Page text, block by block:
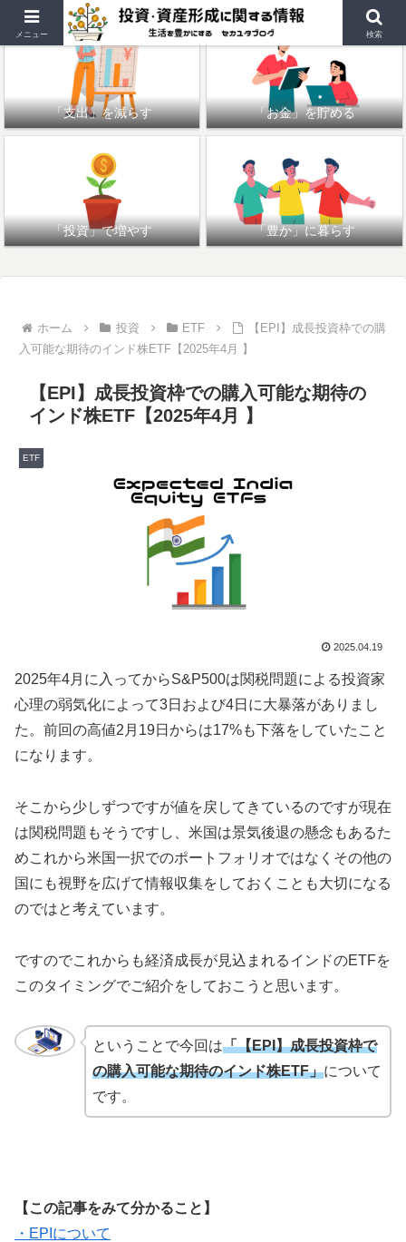
「支出」を減らす 「お金」を貯める
「投資」で増やす 「豊か」に暮らす
ホーム 投資 ETF
【EPI】成長投資枠での購
入可能な期待のインド株ETF【2025年4月 】
【EPI】成長投資枠での購入可能な期待の
インド株ETF【2025年4月 】
ETF
2025.04.19
2025年4月に入ってからS&P500は関税問題による投資家
心理の弱気化によって3日および4日に大暴落がありまし
た。前回の高値2月19日からは17%も下落をしていたこと
になります。
そこから少しずつですが値を戻してきているのですが現在
は関税問題もそうですし、米国は景気後退の懸念もあるた
めこれから米国一択でのポートフォリオではなくその他の
国にも視野を広げて情報収集をしておくことも大切になる
のではと考えています。
ですのでこれからも経済成長が見込まれるインドのETFを
このタイミングでご紹介をしておこうと思います。
ということで今回は「【EPI】成長投資枠で
の購入可能な期待のインド株ETF」について
です。
【この記事をみて分かること】
・EPIについて
メニュー 検索